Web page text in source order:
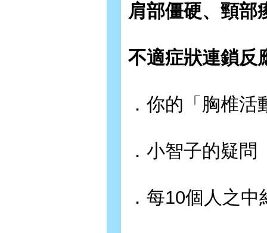
肩部僵硬、頸
不適症狀連鎖反
．你的「胸椎
．小智子的疑
．每10個人之